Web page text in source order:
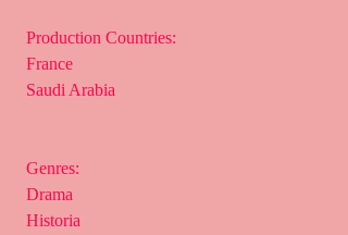
Production Countries:
France
Saudi Arabia
Genres:
Drama
Historia